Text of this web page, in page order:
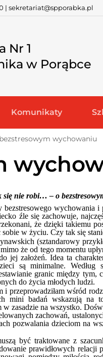
| sekretariat@spporabka.pl
Nr 1
w Porąbce
Komunikaty
wychowaniu
się nie robi… – o
wychowania
źle się zachowuje,
że dzięki takiemu
w życiu. Czy tak się
(sztandarowy
że od tego momentu
jej założeń. Idea ta
są minimalne. Według
granic między
do życia młodych ludzi.
i przeprowadziłam wśród
mini badań wskazują
zasadzie na wszystko.
zachowań,
pozwalania dzieciom na
być traktowane z
prawidłowych relacji